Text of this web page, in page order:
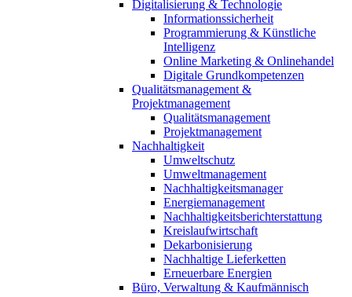
Digitalisierung & Technologie
Informationssicherheit
Programmierung & Künstliche
Intelligenz
Online Marketing & Onlinehandel
Digitale Grundkompetenzen
Qualitätsmanagement &
Projektmanagement
Qualitätsmanagement
Projektmanagement
Nachhaltigkeit
Umweltschutz
Umweltmanagement
Nachhaltigkeitsmanager
Energiemanagement
Nachhaltigkeitsberichterstattung
Kreislaufwirtschaft
Dekarbonisierung
Nachhaltige Lieferketten
Erneuerbare Energien
Büro, Verwaltung & Kaufmännisch